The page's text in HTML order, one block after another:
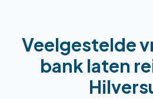
Veelgestelde
bank laten